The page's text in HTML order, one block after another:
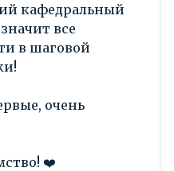
кафедральный
все
в шаговой
очень
❤️